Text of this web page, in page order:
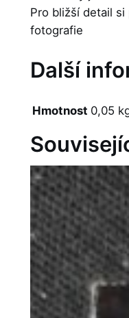
Pro bližší detail
fotografie
Další
Hmotnost 0,05